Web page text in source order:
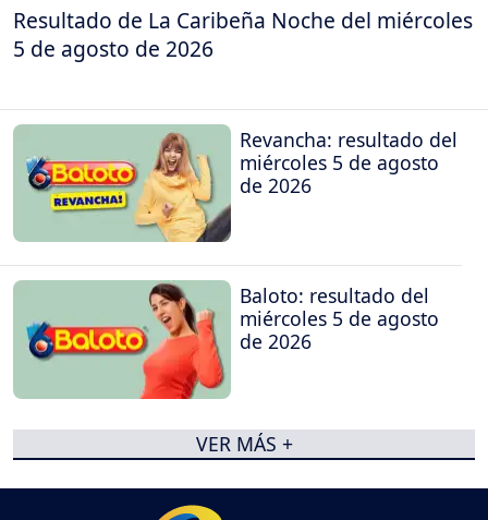
Resultado de La Caribeña Noche del miércoles
5 de agosto de 2026
Revancha: resultado del
miércoles 5 de agosto
de 2026
Baloto: resultado del
miércoles 5 de agosto
de 2026
VER MÁS +